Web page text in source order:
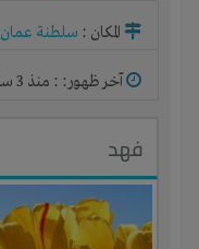
المكان : سلطنة عمان
آخر ظهور: : منذ 3 سنوات
فهد